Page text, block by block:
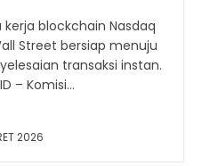
kerja blockchain Nasdaq
Street bersiap menuju
transaksi instan.
– Komisi...
2026